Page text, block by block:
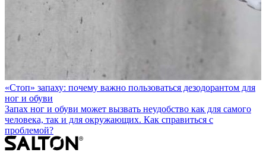
«Стоп» запаху: почему важно пользоваться дезодорантом для
ног и обуви
Запах ног и обуви может вызвать неудобство как для самого
человека, так и для окружающих. Как справиться с
проблемой?